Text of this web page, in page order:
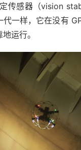
传感器（vision
一样，它在没有
运行。